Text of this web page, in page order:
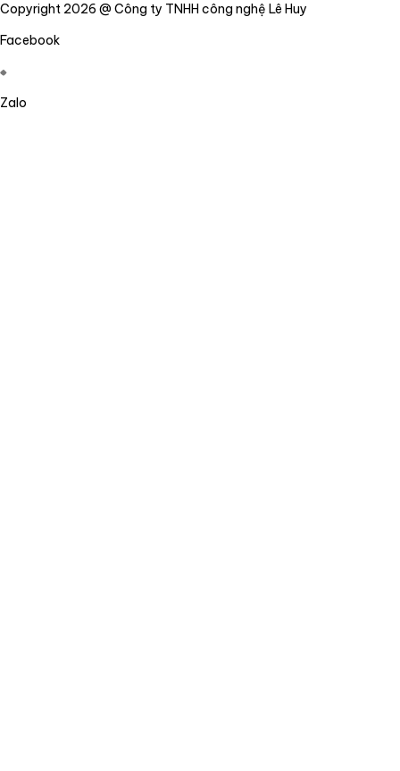
Copyright 2026 @ Công ty TNHH công nghệ Lê Huy
Facebook
Zalo